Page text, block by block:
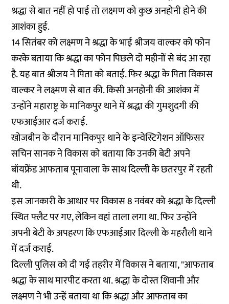
श्रद्धा से बात नहीं हो पाई तो लक्ष्मण को कुछ अनहोनी होने की
आशंका हुई.
14 सितंबर को लक्ष्मण ने श्रद्धा के भाई श्रीजय वाल्कर को फोन
करके बताया कि श्रद्धा का फोन पिछले दो महीनों से बंद आ रहा
है. यह बात श्रीजय ने पिता को बताई. फिर श्रद्धा के पिता विकास
वाल्कर ने लक्ष्मण से बात की. किसी अनहोनी की आशंका में
उन्होंने महाराष्ट्र के मानिकपुर थाने में श्रद्धा की गुमशुदगी की
एफआईआर दर्ज कराई.
खोजबीन के दौरान मानिकपुर थाने के इन्वेस्टिगेशन ऑफिसर
सचिन सानक ने विकास को बताया कि उनकी बेटी अपने
बॉयफ्रेंड आफताब पूनावाला के साथ दिल्ली के छतरपुर में रहती
थी.
इस जानकारी के आधार पर विकास 8 नवंबर को श्रद्धा के दिल्ली
स्थित फ्लैट पर गए, लेकिन वहां ताला लगा था. फिर उन्होंने
अपनी बेटी के अपहरण कि एफआईआर दिल्ली के महरौली थाने
में दर्ज कराई.
दिल्ली पुलिस को दी गई तहरीर में विकास ने बताया, "आफताब
श्रद्धा के साथ मारपीट करता था. श्रद्धा के दोस्त शिवानी और
लक्ष्मण ने भी उन्हें बताया था कि श्रद्धा और आफताब का